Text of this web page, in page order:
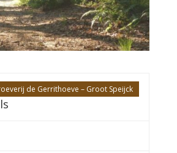
de Gerrithoeve – Groot Speijck